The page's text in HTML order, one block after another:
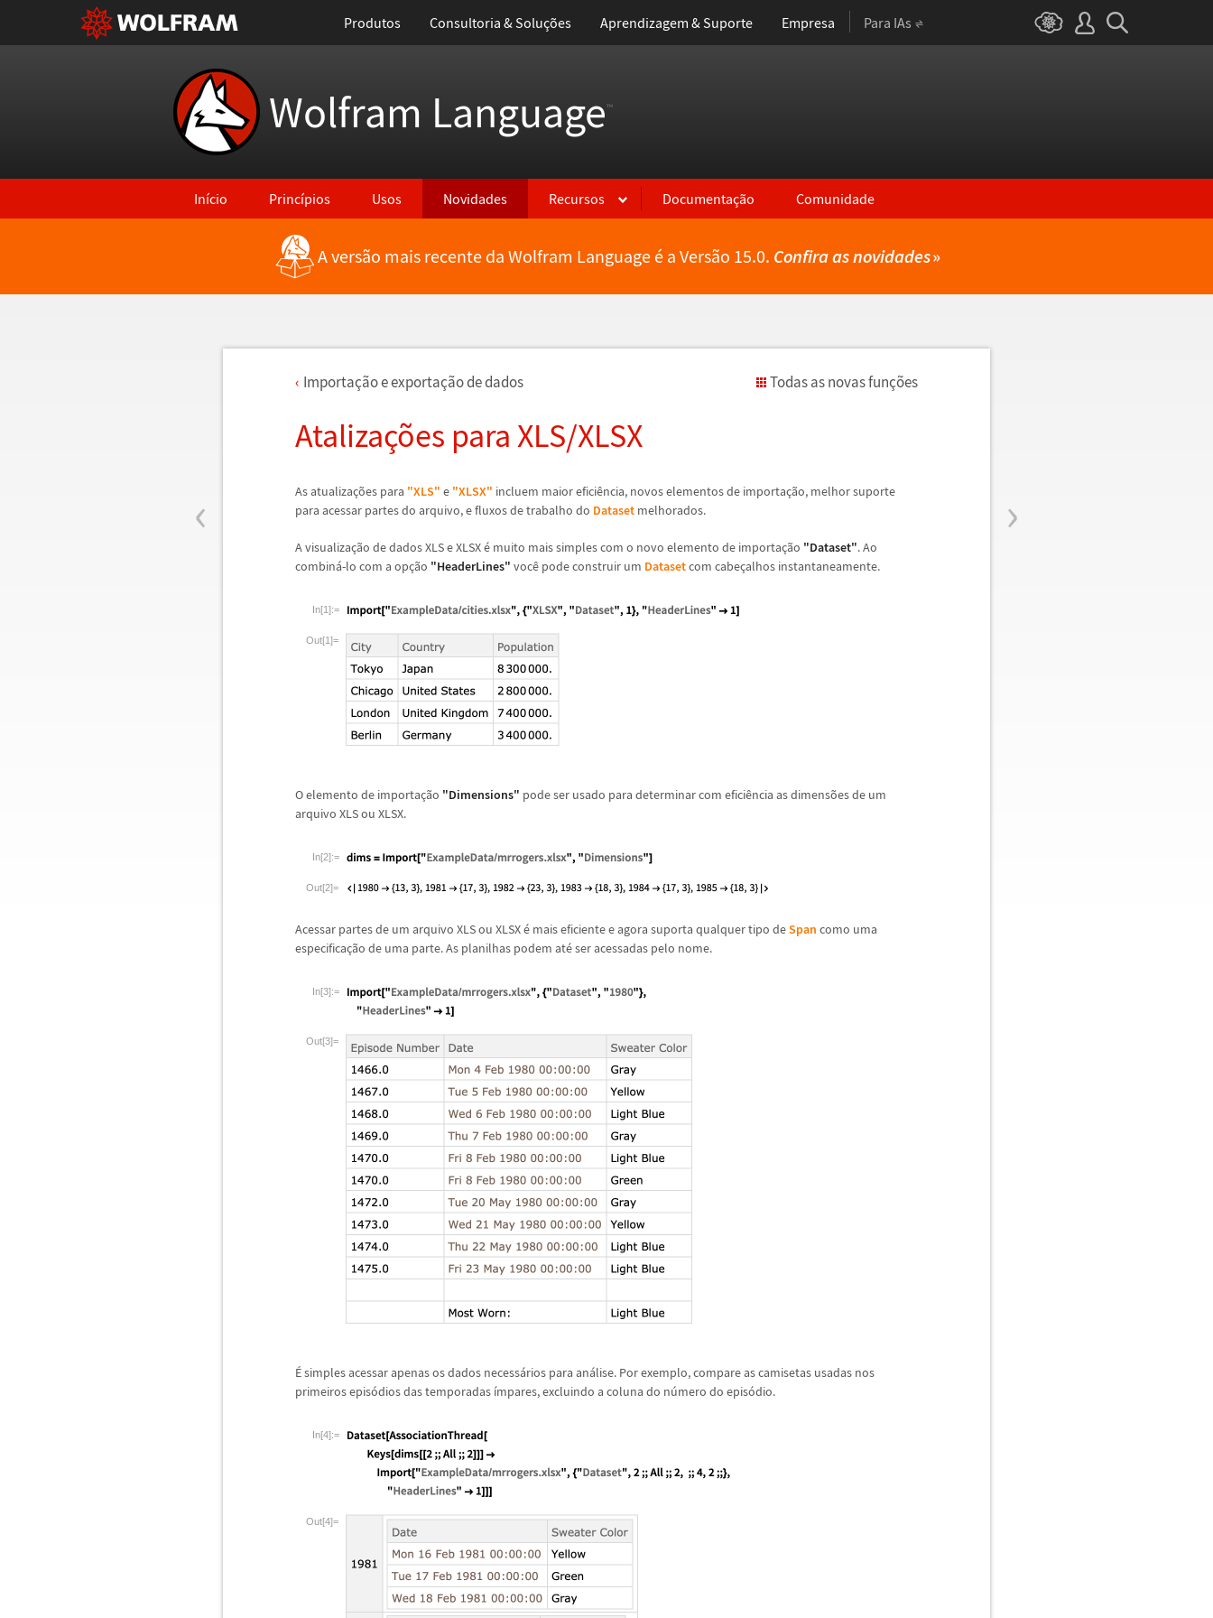
Produtos Consultoria & Soluções Aprendizagem & Suporte Empresa Para IAs
Wolfram Language™
Início Princípios Usos Novidades Recursos Documentação Comunidade
A versão mais recente da Wolfram Language é a Versão 15.0. Confira as novidades»
‹ ›
Importação e exportação de dados Todas as novas funções
Atalizações para XLS/XLSX
As atualizações para "XLS" e "XLSX" incluem maior eficiência, novos elementos de importação, melhor suporte
para acessar partes do arquivo, e fluxos de trabalho do Dataset melhorados.
A visualização de dados XLS e XLSXé muito mais simples com o novo elemento de importação "Dataset". Ao
combiná-lo com a opção "HeaderLines" você pode construir um Datasetcom cabeçalhos instantaneamente.
In[1]:=
Out[1]=
O elemento de importação "Dimensions" pode ser usado para determinar com eficiência as dimensões de um
arquivo XLS ou XLSX.
In[2]:=
Out[2]=
Acessar partes de um arquivo XLS ou XLSXé mais eficiente e agora suporta qualquer tipo deSpan como uma
especificação de uma parte. As planilhas podem atéser acessadas pelo nome.
In[3]:=
Out[3]=
Ésimples acessar apenas os dados necessários para análise. Por exemplo, compare as camisetas usadas nos
primeiros episódios das temporadas ímpares, excluindo a coluna do número do episódio.
In[4]:=
Out[4]=